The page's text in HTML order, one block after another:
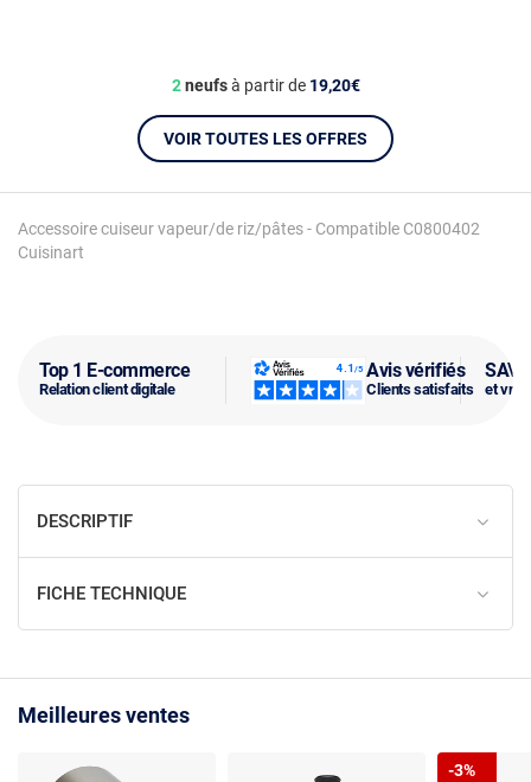
Top 1 E-commerce
Relation client digitale
Avis vérifiés
Clients satisfaits
SAV
et
Accessoire cuiseur vapeur/de riz/pâtes - Compatible C0800402
Cuisinart
2neufsà partir de 19,20€
VOIR TOUTES LES OFFRES
DESCRIPTIF
FICHE TECHNIQUE
Meilleures ventes
-3%